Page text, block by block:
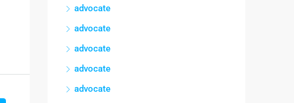
advocate
advocate
advocate
advocate
advocate